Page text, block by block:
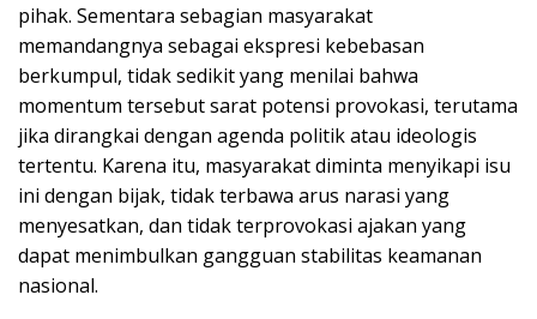
pihak. Sementara sebagian masyarakat
memandangnya sebagai ekspresi kebebasan
berkumpul, tidak sedikit yang menilai bahwa
momentum tersebut sarat potensi provokasi, terutama
jika dirangkai dengan agenda politik atau ideologis
tertentu. Karena itu, masyarakat diminta menyikapi isu
ini dengan bijak, tidak terbawa arus narasi yang
menyesatkan, dan tidak terprovokasi ajakan yang
dapat menimbulkan gangguan stabilitas keamanan
nasional.